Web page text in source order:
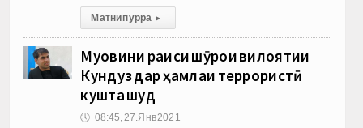
Матни пурра ▸
Муовини раиси шӯрои вилоятии
Кундуз дар ҳамлаи террористӣ
кушта шуд
🕔 08:45, 27.Янв 2021